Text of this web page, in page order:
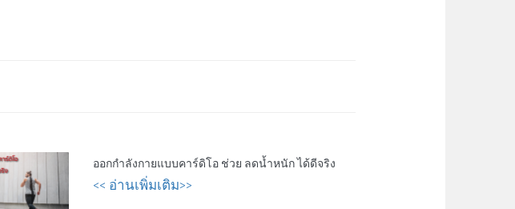
ออกกำลังกายแบบคาร์ดิโอ ช่วย ลดน้ำหนัก ได้ดีจริง
<< อ่านเพิ่มเติม>>